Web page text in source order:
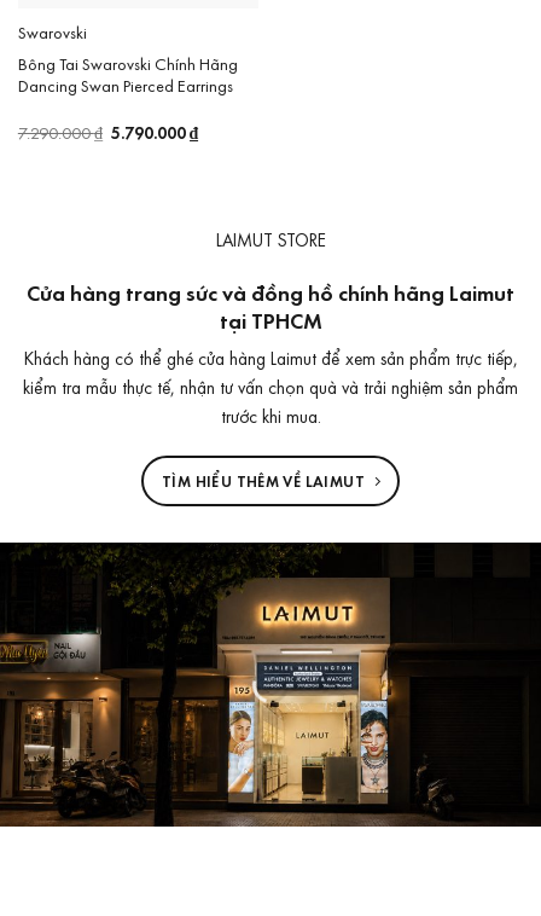
Swarovski
Bông Tai Swarovski Chính Hãng
Dancing Swan Pierced Earrings
7.290.000₫ Giá
gốc
5.790.000₫
LAIMUT STORE
Cửa hàng trang sức và đồng hồ chính hãng Laimut
tại TPHCM
Khách hàng có thể ghé cửa hàng Laimut để xem sản phẩm trực tiếp,
kiểm tra mẫu thực tế, nhận tư vấn chọn quà và trải nghiệm sản phẩm
trước khi mua.
TÌM HIỂU THÊM VỀ LAIMUT